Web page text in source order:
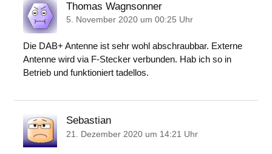
Thomas Wagnsonner
5. November 2020 um 00:25 Uhr
Die DAB+ Antenne ist sehr wohl abschraubbar. Externe
Antenne wird via F-Stecker verbunden. Hab ich so in
Betrieb und funktioniert tadellos.
Sebastian
21. Dezember 2020 um 14:21 Uhr